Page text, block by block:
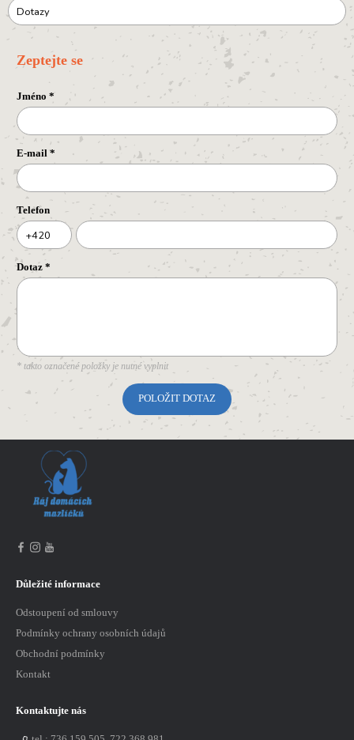
Dotazy
Zeptejte se
Jméno *
E-mail *
Telefon
+420
Dotaz *
* takto označené položky je nutné vyplnit
Důležité informace
Odstoupení od smlouvy
Podmínky ochrany osobních údajů
Obchodní podmínky
Kontakt
Kontaktujte nás